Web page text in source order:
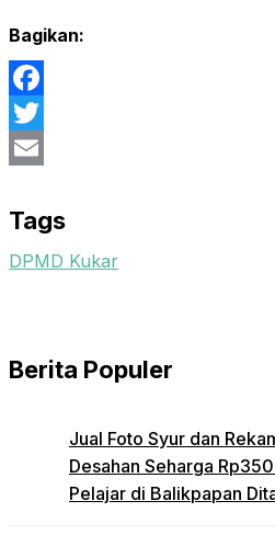
Bagikan:
Facebook
Twitter
Tags
DPMD Kukar
Berita Populer
Jual Foto Syur dan
Desahan Seharga
Pelajar di Balikpapan